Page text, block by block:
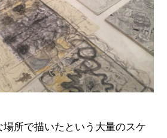
所で描いたという大量のスケ